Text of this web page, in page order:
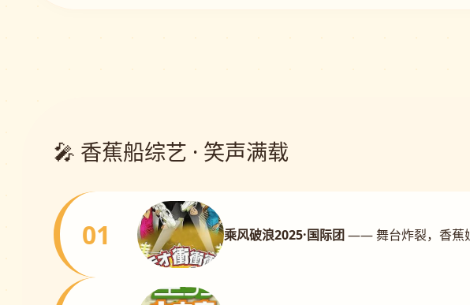
🎤 香蕉船综艺 · 笑声满载
01 乘风破浪2025·国际团—— 舞台炸裂，香蕉